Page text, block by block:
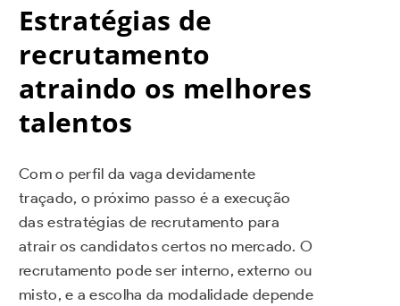
Estratégias de
recrutamento
atraindo os melhores
talentos
Com o perfil da vaga devidamente
traçado, o próximo passo é a execução
das estratégias de recrutamento para
atrair os candidatos certos no mercado. O
recrutamento pode ser interno, externo ou
misto, e a escolha da modalidade depende